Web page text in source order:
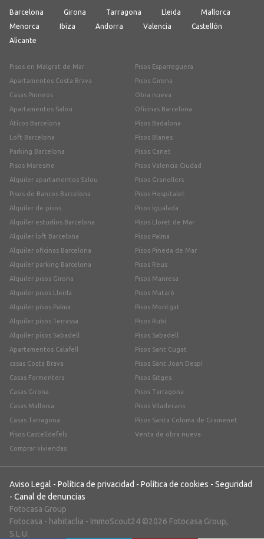
Barcelona Girona Tarragona Lleida
Mallorca
Menorca
Ibiza Andorra Valencia
Castellón
Alicante
Pisos en Malgrat de Mar
Apartamentos Costa Brava
Casas Pirineos
Apartamentos Salou
Áticos Barcelona
Loft Barcelona
Parking Barcelona
Pisos Maresme
Alquiler apartamentos Salou
Pisos de Bancos Barcelona
Alquiler de pisos
Alquiler estudios Barcelona
Alquiler loft Barcelona
Alquiler oficinas Barcelona
Alquiler parking Barcelona
Alquiler pisos Girona
Alquiler pisos Lleida
Alquiler pisos Palma
Alquiler pisos Terrassa
Alquiler pisos Sabadell
Apartamentos Calafell
casas Costa Brava
Casas Formentera
Casas Girona
Casas Mallorca
Casas Tarragona
Pisos Castelldefels
Comprar viviendas
Pisos Esparreguera
Pisos Girona
Obra nueva
Oficinas Barcelona
Pisos Badalona
Pisos Blanes
Pisos Canet
Pisos Valencia Ciudad
Pisos Granollers
Pisos Hospitalet
Pisos Igualada
Pisos Lloret de Mar
Pisos Palma
Pisos Pineda de Mar
Pisos Reus
Pisos Manresa
Pisos Mataró
Pisos Montgat
Pisos Rubí
Pisos Sabadell
Pisos Sant Cugat
Pisos Sant Joan Despí
Pisos Sitges
Pisos Tarragona
Pisos Viladecans
Pisos Santa Coloma de Gramenet
Venta de obra nueva
Aviso Legal - Política de privacidad - Política de cookies - Seguridad
- Canal de denuncias
Fotocasa Group
Fotocasa - habitaclia - ImmoScout24 ©2026 Fotocasa Group,
S.L.U.